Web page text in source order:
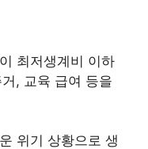
최저생계비 이하
, 교육 급여 등을
위기 상황으로 생